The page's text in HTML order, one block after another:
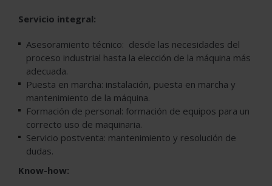
Servicio integral:
Asesoramiento técnico: desde las necesidades del
proceso industrial hasta la elección de la máquina más
adecuada.
Puesta en marcha: instalación, puesta en marcha y
mantenimiento de la máquina.
Formación de personal: formación de equipos para un
correcto uso de maquinaria.
Servicio postventa: mantenimiento y resolución de
dudas.
Know-how: